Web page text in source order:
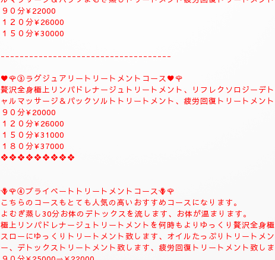
❖❖❖❖❖❖❖❖❖❖❖❖
✨８月のおすすめコース✨
🌺🌻①ジャプカサイ＆リンガムトリートメントコース🌻🌺
当店一番人気の高いトリートメントコースになります。
メント足ツボ疲労回復トリートメント、ジャプカサイ＆リン
むぎ蒸しコース
９０分¥22000
１２０分¥28000⇒¥26000⇒よむぎ蒸しコース
１５０分¥32000⇒¥30000⇒よむぎ蒸しコース
１８０分￥40000⇒¥38000⇒よむぎ蒸しコース
❖❖❖❖❖❖❖❖
②✨🌻メンテナンストリートメントコース🌻✨
大人のお客様のご自分のお体メンテナンストリートメントコースになり
全身極上リンパドレナージュトリートメント、リフレクソロジーデトッ
ルマッサージ＆パックよむぎ蒸しトリートメント疲労回復トリートメント